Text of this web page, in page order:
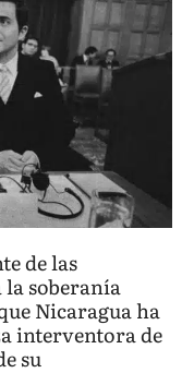
de las
la soberanía
Nicaragua ha
interventora de
su